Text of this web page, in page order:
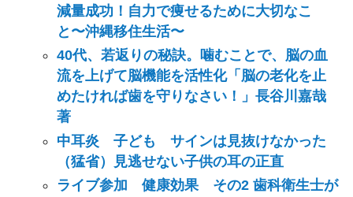
減量成功！自力で痩せるために大切なこ
と〜沖縄移住生活〜
40代、若返りの秘訣。噛むことで、脳の血
流を上げて脳機能を活性化「脳の老化を止
めたければ歯を守りなさい！」長谷川嘉哉
著
中耳炎 子ども サインは見抜けなかった
（猛省）見逃せない子供の耳の正直
ライブ参加 健康効果 その2 歯科衛生士が